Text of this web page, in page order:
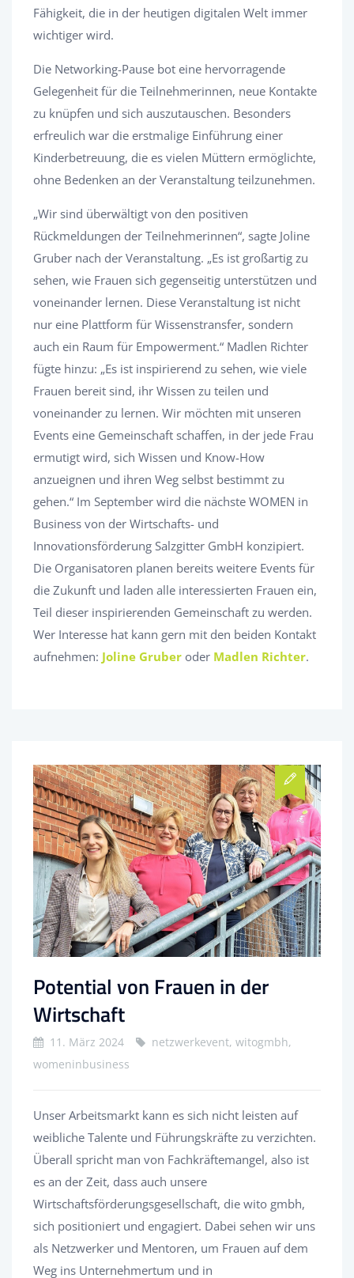
Fähigkeit, die in der heutigen digitalen Welt immer
wichtiger wird.
Die Networking-Pause bot eine hervorragende
Gelegenheit für die Teilnehmerinnen, neue Kontakte
zu knüpfen und sich auszutauschen. Besonders
erfreulich war die erstmalige Einführung einer
Kinderbetreuung, die es vielen Müttern ermöglichte,
ohne Bedenken an der Veranstaltung teilzunehmen.
„Wir sind überwältigt von den positiven
Rückmeldungen der Teilnehmerinnen“, sagte Joline
Gruber nach der Veranstaltung. „Es ist großartig zu
sehen, wie Frauen sich gegenseitig unterstützen und
voneinander lernen. Diese Veranstaltung ist nicht
nur eine Plattform für Wissenstransfer, sondern
auch ein Raum für Empowerment.“ Madlen Richter
fügte hinzu: „Es ist inspirierend zu sehen, wie viele
Frauen bereit sind, ihr Wissen zu teilen und
voneinander zu lernen. Wir möchten mit unseren
Events eine Gemeinschaft schaffen, in der jede Frau
ermutigt wird, sich Wissen und Know-How
anzueignen und ihren Weg selbst bestimmt zu
gehen.“ Im September wird die nächste WOMEN in
Business von der Wirtschafts- und
Innovationsförderung Salzgitter GmbH konzipiert.
Die Organisatoren planen bereits weitere Events für
die Zukunft und laden alle interessierten Frauen ein,
Teil dieser inspirierenden Gemeinschaft zu werden.
Wer Interesse hat kann gern mit den beiden Kontakt
aufnehmen: Joline Gruber oder Madlen Richter.
Potential von Frauen in der
Wirtschaft
11. März 2024
netzwerkevent, witogmbh,
womeninbusiness
Unser Arbeitsmarkt kann es sich nicht leisten auf
weibliche Talente und Führungskräfte zu verzichten.
Überall spricht man von Fachkräftemangel, also ist
es an der Zeit, dass auch unsere
Wirtschaftsförderungsgesellschaft, die wito gmbh,
sich positioniert und engagiert. Dabei sehen wir uns
als Netzwerker und Mentoren, um Frauen auf dem
Weg ins Unternehmertum und in